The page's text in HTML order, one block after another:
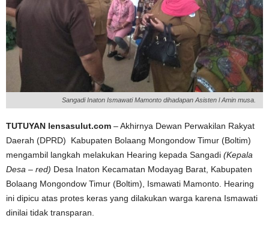
Sangadi Inaton Ismawati Mamonto dihadapan Asisten l Amin musa.
TUTUYAN lensasulut.com – Akhirnya Dewan Perwakilan Rakyat
Daerah (DPRD) Kabupaten Bolaang Mongondow Timur (Boltim)
mengambil langkah melakukan Hearing kepada Sangadi (Kepala
Desa – red) Desa Inaton Kecamatan Modayag Barat, Kabupaten
Bolaang Mongondow Timur (Boltim), Ismawati Mamonto. Hearing
ini dipicu atas protes keras yang dilakukan warga karena Ismawati
dinilai tidak transparan.